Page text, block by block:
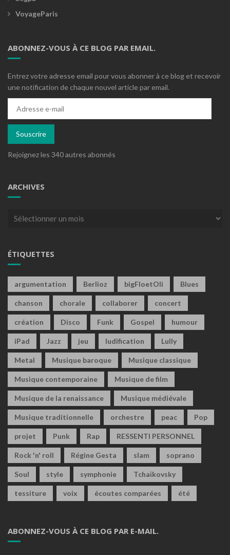
VoyageParis
ABONNEZ-VOUS À CE BLOG PAR EMAIL.
Entrez votre adresse email pour vous abonner à ce blog et recevoir
une notification de chaque nouvel article par email.
mail
Souscrire
Rejoignez les 340 autres abonnés
ARCHIVES
Archives
ÉTIQUETTES
argumentation Berlioz bigFloetOli Blues
chanson chorale collaborer concert
création Disco Funk Gospel humour
iPad Jazz jeu ludification Lully
Metal Musique baroque Musique classique
Musique contemporaine Musique de film
Musique de la renaissance Musique médiévale
Musique traditionnelle orchestre peac Pop
projet Punk Rap RESSENTI PERSONNEL
Rock 'n' roll Régine Gesta slam soprano
Soul style symphonie Tchaïkovsky
tessiture voix écoutes comparées été
ABONNEZ-VOUS À CE BLOG PAR E-MAIL.